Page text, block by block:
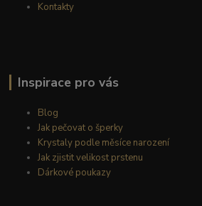
Kontakty
Inspirace pro vás
Blog
Jak pečovat o šperky
Krystaly podle měsíce narození
Jak zjistit velikost prstenu
Dárkové poukazy